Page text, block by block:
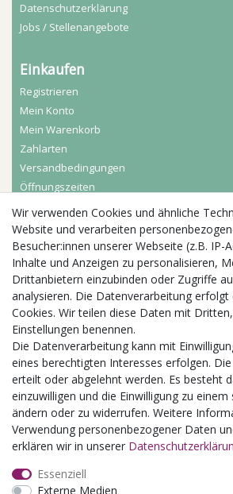
Daten­schutz­erklärung
Jobs / Stellenangebote
Einkaufen
Registrieren
Mein Konto
Mein Warenkorb
Zahlarten
Versandbedingungen
Öffnungszeiten
Aktuelles
Busgruppen
Kindergeburtstage
Kindergartenausflug
Schulklassenausflug
Zwillingsrabatt
Wir verwenden Cookies und ähnliche
Website und verarbeiten
Besucher:innen unserer Webseite (z.B. IP-
Inhalte und Anzeigen zu personalisieren,
Drittanbietern einzubinden oder Zugriffe
analysieren. Die Datenverarbeitung
Cookies. Wir teilen diese Daten mit
Einstellungen benennen.
Die Datenverarbeitung kann mit
eines berechtigten Interesses erfolgen.
erteilt oder abgelehnt werden. Es besteht
einzuwilligen und die Einwilligung zu
ändern oder zu widerrufen. Weitere
Verwendung personenbezogener Daten
erklären wir in unserer
Essenziell
Externe Medien